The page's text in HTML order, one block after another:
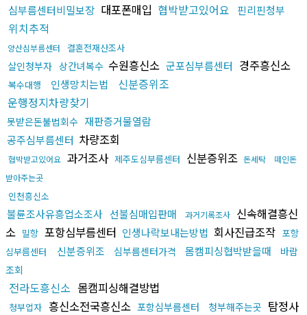
심부름센터비밀보장 대포폰매입 협박받고있어요 핀리핀청부
위치추적
양산심부름센터 결혼전재산조사
살인청부자 상간녀복수 수원흥신소 군포심부름센터 경주흥신소
복수대행 인생망치는법
신분증위조
운행정지차량찾기
못받은돈불법회수 재판증거물열람
공주심부름센터 차량조회
협박받고있어요 과거조사 제주도심부름센터 신분증위조 돈세탁
떼인돈
받아주는곳
인천흥신소
불륜조사유흥업소조사 선불심매입판매 과거기록조사 신속해결흥신
소 밀항 포항심부름센터 인생나락보내는방법 회사진급조작 포항
심부름센터
신분증위조 심부름센터가격 몸캠피싱협박받을때
바람
조회
전라도흥신소 몸캠피싱해결방법
청부업자 흥신소전국흥신소 포항심부름센터 청부해주는곳 탐정사